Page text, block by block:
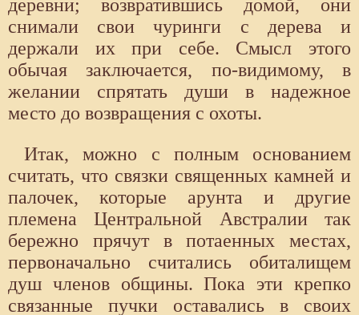
деревни; возвратившись домой, они
снимали свои чуринги с дерева и
держали их при себе. Смысл этого
обычая заключается, по-видимому, в
желании спрятать души в надежное
место до возвращения с охоты.
Итак, можно с полным основанием
считать, что связки священных камней и
палочек, которые арунта и другие
племена Центральной Австралии так
бережно прячут в потаенных местах,
первоначально считались обиталищем
душ членов общины. Пока эти крепко
связанные пучки оставались в своих